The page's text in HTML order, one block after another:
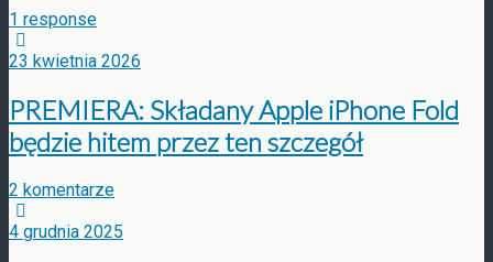
1 response
23 kwietnia 2026
PREMIERA: Składany Apple iPhone Fold
będzie hitem przez ten szczegół
2 komentarze
4 grudnia 2025